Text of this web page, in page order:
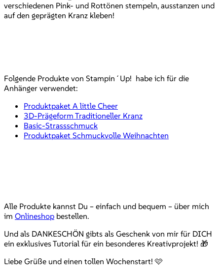
verschiedenen Pink- und Rottönen stempeln, ausstanzen und
auf den geprägten Kranz kleben!
Folgende Produkte von Stampin´Up! habe ich für die
Anhänger verwendet:
Produktpaket A little Cheer
3D-Prägeform Traditioneller Kranz
Basic-Strassschmuck
Produktpaket Schmuckvolle Weihnachten
Alle Produkte kannst Du – einfach und bequem – über mich
im Onlineshop bestellen.
Und als DANKESCHÖN gibts als Geschenk von mir für DICH
ein exklusives Tutorial für ein besonderes Kreativprojekt! 🎁
Liebe Grüße und einen tollen Wochenstart! 🩷